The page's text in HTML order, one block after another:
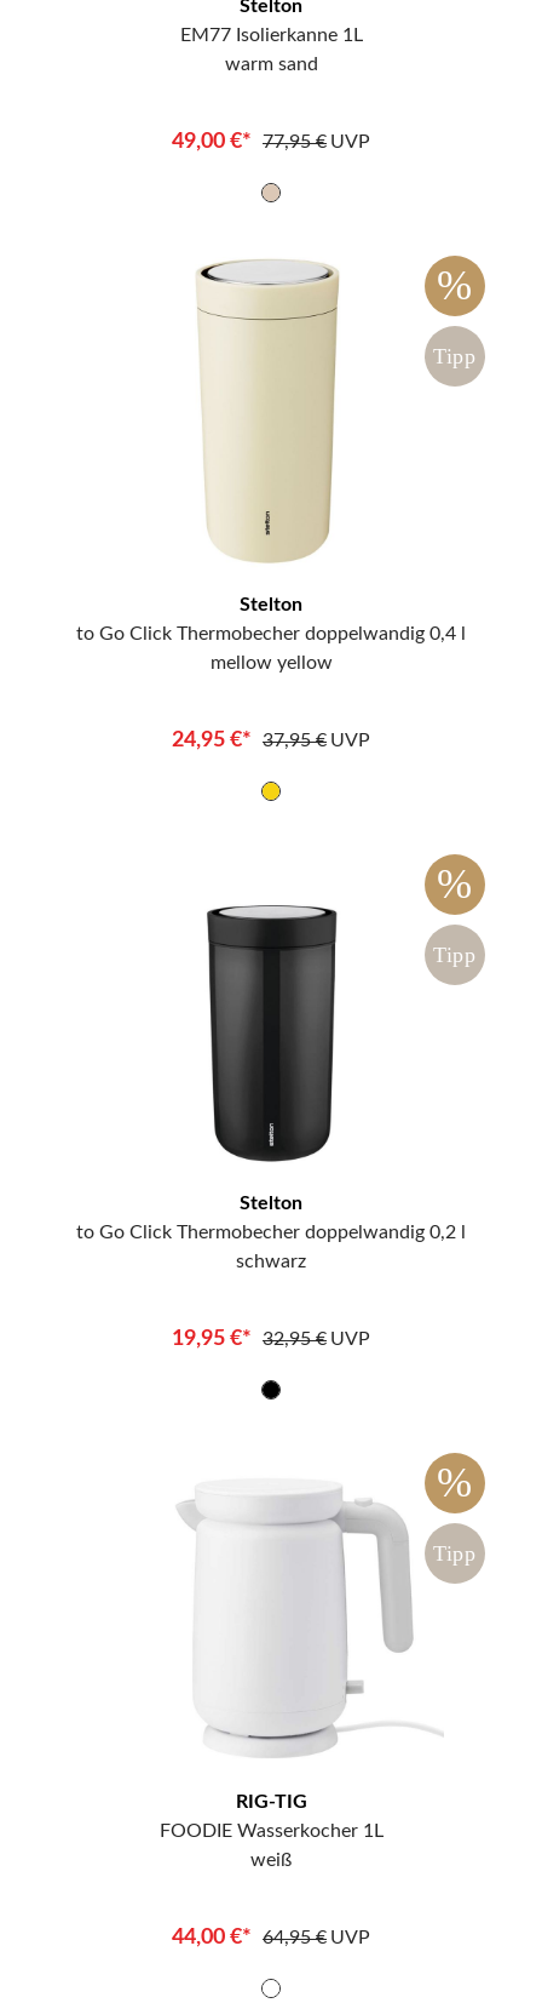
Stelton
EM77 Isolierkanne 1L
warm sand
49,00 €* 77,95 € UVP
%
Tipp
Stelton
to Go Click Thermobecher doppelwandig 0,4 l
mellow yellow
24,95 €* 37,95 € UVP
%
Tipp
Stelton
to Go Click Thermobecher doppelwandig 0,2 l
schwarz
19,95 €* 32,95 € UVP
%
Tipp
RIG-TIG
FOODIE Wasserkocher 1L
weiß
44,00 €* 64,95 € UVP